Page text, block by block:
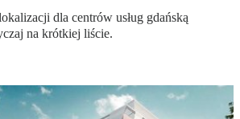
dla centrów usług gdańską
na krótkiej liście.